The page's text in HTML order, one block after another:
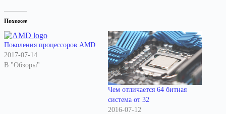
Похожее
Поколения процессоров AMD
2017-07-14
В "Обзоры"
Чем отличается 64 битная
система от 32
2016-07-12